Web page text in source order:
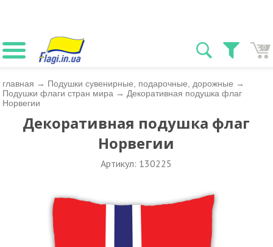
0
главная → Подушки сувенирные, подарочные, дорожные →
Подушки флаги стран мира → Декоративная подушка флаг
Норвегии
Декоративная подушка флаг
Норвегии
Артикул: 130225